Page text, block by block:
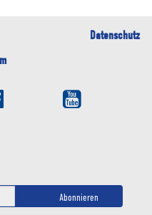
Datenschutz
Abonnieren